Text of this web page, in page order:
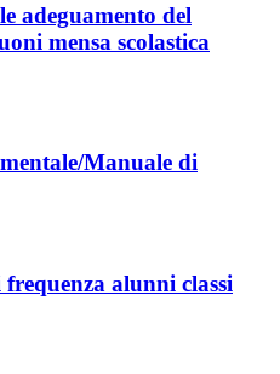
adeguamento del
mensa scolastica
Manuale di
alunni classi